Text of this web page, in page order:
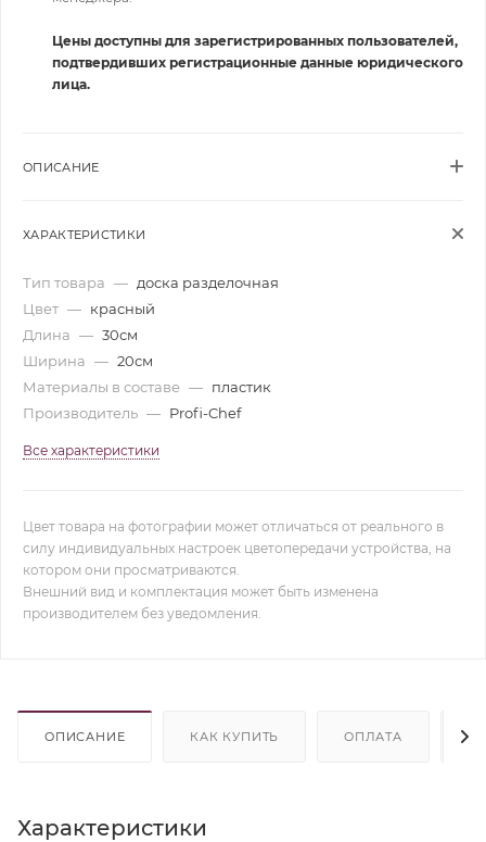
Цены доступны для зарегистрированных пользователей,
подтвердивших регистрационные данные юридического
лица.
ОПИСАНИЕ
ХАРАКТЕРИСТИКИ
Тип товара — доска разделочная
Цвет — красный
Длина — 30см
Ширина — 20см
Материалы в составе — пластик
Производитель — Profi-Chef
Все характеристики
Цвет товара на фотографии может отличаться от реального в
силу индивидуальных настроек цветопередачи устройства, на
котором они просматриваются.
Внешний вид и комплектация может быть изменена
производителем без уведомления.
ОПИСАНИЕ КАК КУПИТЬ ОПЛАТА
Характеристики